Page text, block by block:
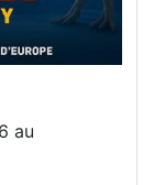
au